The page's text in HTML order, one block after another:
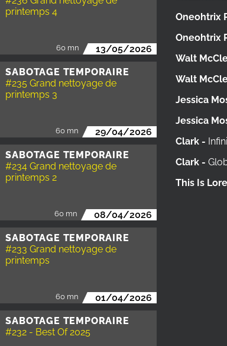
printemps 4
60 mn 13/05/2026
SABOTAGE TEMPORAIRE
#235 Grand nettoyage de
printemps 3
60 mn 29/04/2026
SABOTAGE TEMPORAIRE
#234 Grand nettoyage de
printemps 2
60 mn 08/04/2026
SABOTAGE TEMPORAIRE
#233 Grand nettoyage de
printemps
60 mn 01/04/2026
SABOTAGE TEMPORAIRE
#232 - Best Of 2025
Oneohtrix
Oneohtrix
Walt
Walt
Jessica
Jessica
Clark -
Clark -
This Is